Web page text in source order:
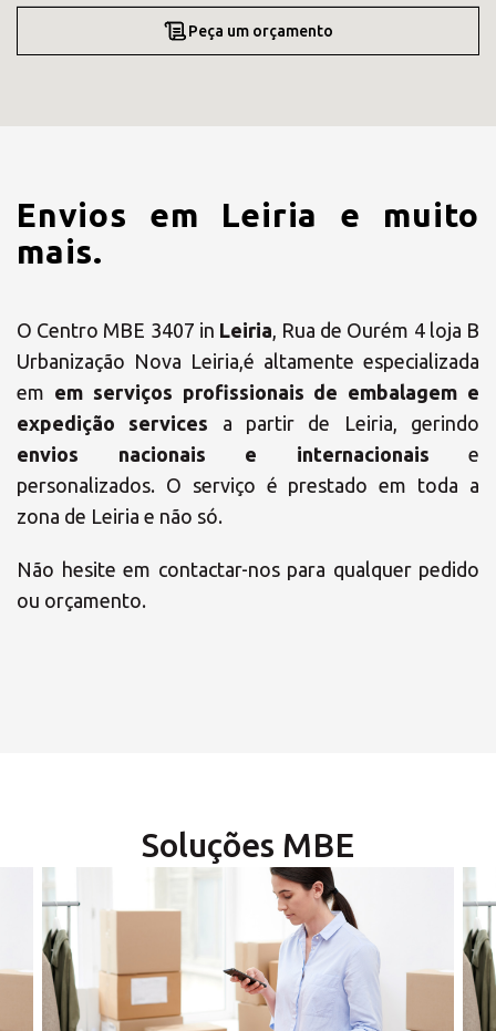
Peça um orçamento
Envios em Leiria e muito
mais.
O Centro MBE 3407 in Leiria, Rua de Ourém 4 loja B
Urbanização Nova Leiria,é altamente especializada
em em serviços profissionais de embalagem e
expedição services a partir de Leiria, gerindo
envios nacionais e internacionais e
personalizados. O serviço é prestado em toda a
zona de Leiria e não só.
Não hesite em contactar-nos para qualquer pedido
ou orçamento.
Soluções MBE
Seleccione o país
Africa
Soluções MBE
Horário de
funcionamento